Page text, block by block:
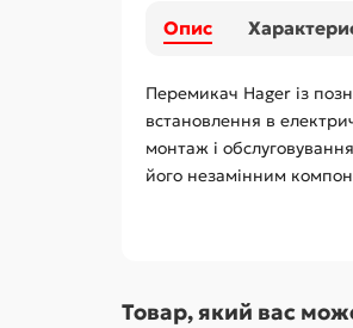
Опис
Перемикач Hager із
встановлення в
монтаж і
його незамінним
Товар, який вас